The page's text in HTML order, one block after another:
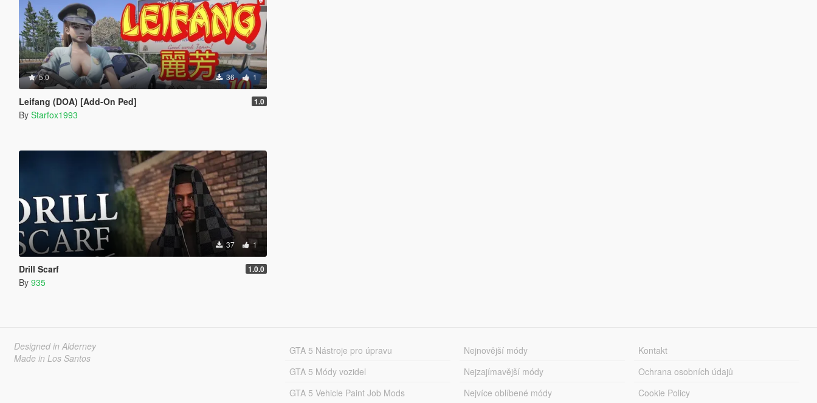
5.0 36 1
Leifang (DOA) [Add-On Ped] 1.0
By Starfox1993
37 1
Drill Scarf 1.0.0
By 935
Designed in Alderney
Made in Los Santos
GTA 5 Nástroje pro úpravu
GTA 5 Módy vozidel
GTA 5 Vehicle Paint Job Mods
Nejnovější módy
Nejzajímavější módy
Nejvíce oblíbené módy
Kontakt
Ochrana osobních údajů
Cookie Policy